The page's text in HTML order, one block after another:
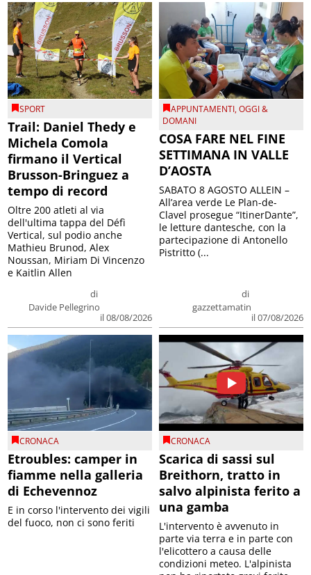
SPORT
Trail: Daniel Thedy e
Michela Comola
firmano il Vertical
Brusson-Bringuez a
tempo di record
di
Davide Pellegrino
il 08/08/2026
Oltre 200 atleti al via
dell'ultima tappa del Défì
Vertical, sul podio anche
Mathieu Brunod, Alex
Noussan, Miriam Di Vincenzo
e Kaitlin Allen
APPUNTAMENTI,OGGI &
DOMANI
COSA FARE NEL FINE
SETTIMANA IN VALLE
D’AOSTA
di
gazzettamatin
il 07/08/2026
SABATO 8 AGOSTO ALLEIN –
All’area verde Le Plan-de-
Clavel prosegue “ItinerDante”,
le letture dantesche, con la
partecipazione di Antonello
Pistritto (...
CRONACA
Etroubles: camper in
fiamme nella galleria
di Echevennoz
E in corso l'intervento dei vigili
del fuoco, non ci sono feriti
CRONACA
Scarica di sassi sul
Breithorn, tratto in
salvo alpinista ferito a
una gamba
L'intervento è avvenuto in
parte via terra e in parte con
l'elicottero a causa delle
condizioni meteo. L'alpinista